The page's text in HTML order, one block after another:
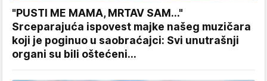
"PUSTI ME MAMA, MRTAV SAM..."
Srceparajuća ispovest majke našeg muzičara
koji je poginuo u saobraćajci: Svi unutrašnji
organi su bili oštećeni...